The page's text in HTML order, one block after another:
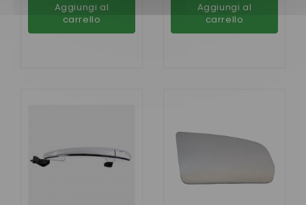
Aggiungi al
carrello
Aggiungi al
carrello